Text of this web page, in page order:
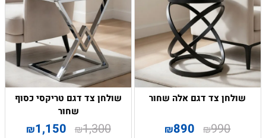
שולחן צד דגם אלה שחור
₪990
₪890
שולחן צד דגם טריקסי כסוף
שחור
₪1,300
₪1,150